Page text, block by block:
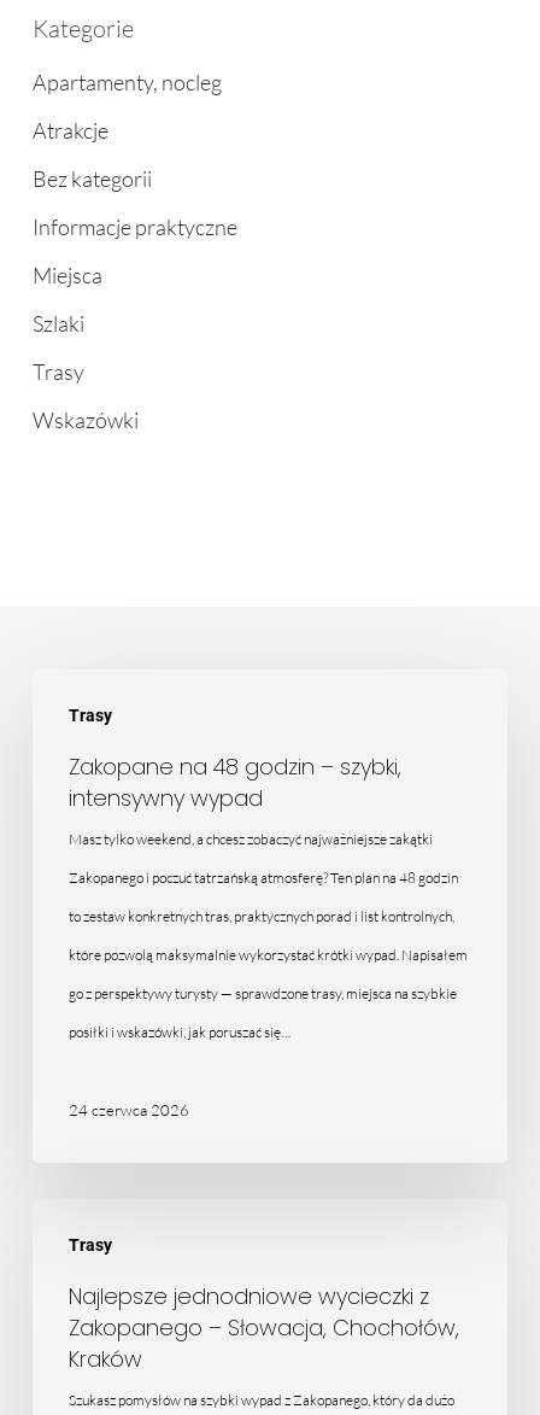
Kategorie
Apartamenty, nocleg
Atrakcje
Bez kategorii
Informacje praktyczne
Miejsca
Szlaki
Trasy
Wskazówki
Trasy
godzin
szybki,
intensywny
wypad
Zakopane na 48 godzin – szybki,
intensywny wypad
Masz tylko weekend, a chcesz zobaczyć najważniejsze zakątki
Zakopanego i poczuć tatrzańską atmosferę? Ten plan na 48 godzin
to zestaw konkretnych tras, praktycznych porad i list kontrolnych,
które pozwolą maksymalnie wykorzystać krótki wypad. Napisałem
go z perspektywy turysty — sprawdzone trasy, miejsca na szybkie
posiłki i wskazówki, jak poruszać się…
24 czerwca 2026
Trasy
jednodniowe
wycieczki
Zakopanego
Najlepsze jednodniowe wycieczki z
Zakopanego – Słowacja, Chochołów,
Kraków
Szukasz pomysłów na szybki wypad z Zakopanego, który da dużo